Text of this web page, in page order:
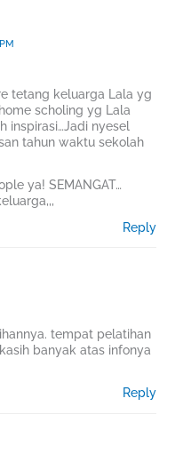
tetang keluarga Lala yg
scholing yg Lala
inspirasi…Jadi nyesel
tahun waktu sekolah
ya! SEMANGAT…
Reply
tempat pelatihan
banyak atas infonya
Reply